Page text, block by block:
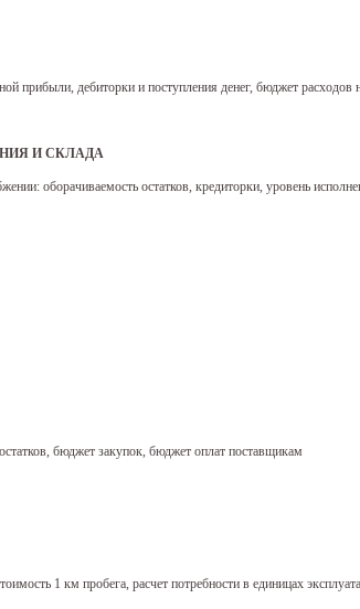
прибыли, дебиторки и поступления денег, бюджет расходов
И СКЛАДА
оборачиваемость остатков, кредиторки, уровень
бюджет закупок, бюджет оплат поставщикам
1 км пробега, расчет потребности в единицах